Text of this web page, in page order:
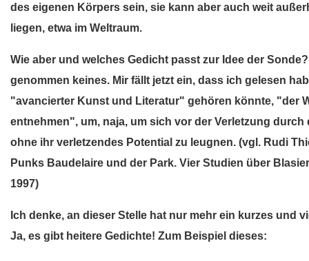
des eigenen Körpers sein, sie kann aber auch weit
liegen, etwa im Weltraum.
Wie aber und welches Gedicht passt zur Idee der
genommen keines. Mir fällt jetzt ein, dass ich gelesen
"avancierter Kunst und Literatur" gehören könnte, "der
entnehmen", um, naja, um sich vor der Verletzung
ohne ihr verletzendes Potential zu leugnen. (vgl. Rudi
Punks Baudelaire und der Park. Vier Studien über
1997)
Ich denke, an dieser Stelle hat nur mehr ein kurzes und
Ja, es gibt heitere Gedichte! Zum Beispiel dieses: